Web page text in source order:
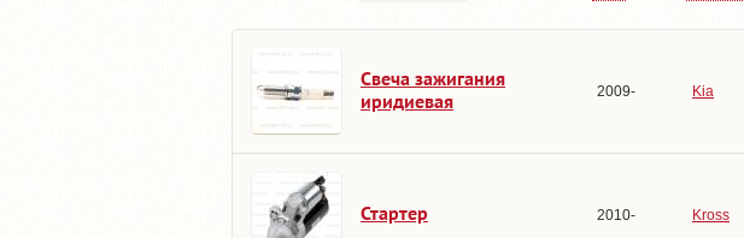
Свеча зажигания
иридиевая
2009- Kia
Стартер 2010- Kross